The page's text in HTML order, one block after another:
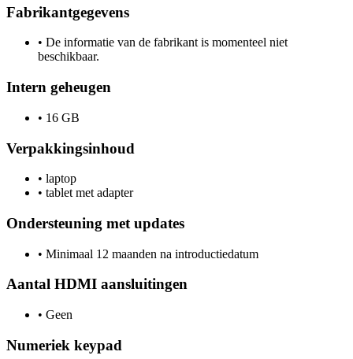
Fabrikantgegevens
• De informatie van de fabrikant is momenteel niet
beschikbaar.
Intern geheugen
• 16 GB
Verpakkingsinhoud
• laptop
• tablet met adapter
Ondersteuning met updates
• Minimaal 12 maanden na introductiedatum
Aantal HDMI aansluitingen
• Geen
Numeriek keypad